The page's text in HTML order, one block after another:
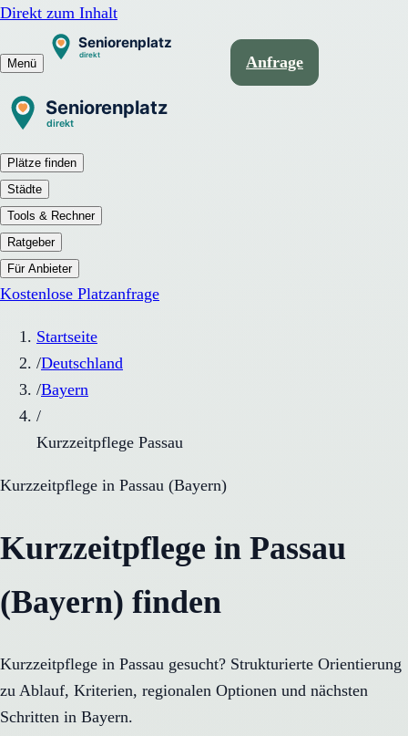
Direkt zum Inhalt
Menü Anfrage
Plätze finden
Städte
Tools & Rechner
Ratgeber
Für Anbieter
Kostenlose Platzanfrage
Startseite
/Deutschland
/Bayern
/
Kurzzeitpflege Passau
Kurzzeitpflege in Passau (Bayern)
Kurzzeitpflege in Passau
(Bayern) finden
Kurzzeitpflege in Passau gesucht? Strukturierte Orientierung
zu Ablauf, Kriterien, regionalen Optionen und nächsten
Schritten in Bayern.